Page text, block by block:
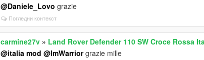
@Daniele_Lovo grazie
Погледни контекст
carmine27v » Land Rover Defender 110 SW Croce Rossa
@italia mod @ImWarriorgrazie mille